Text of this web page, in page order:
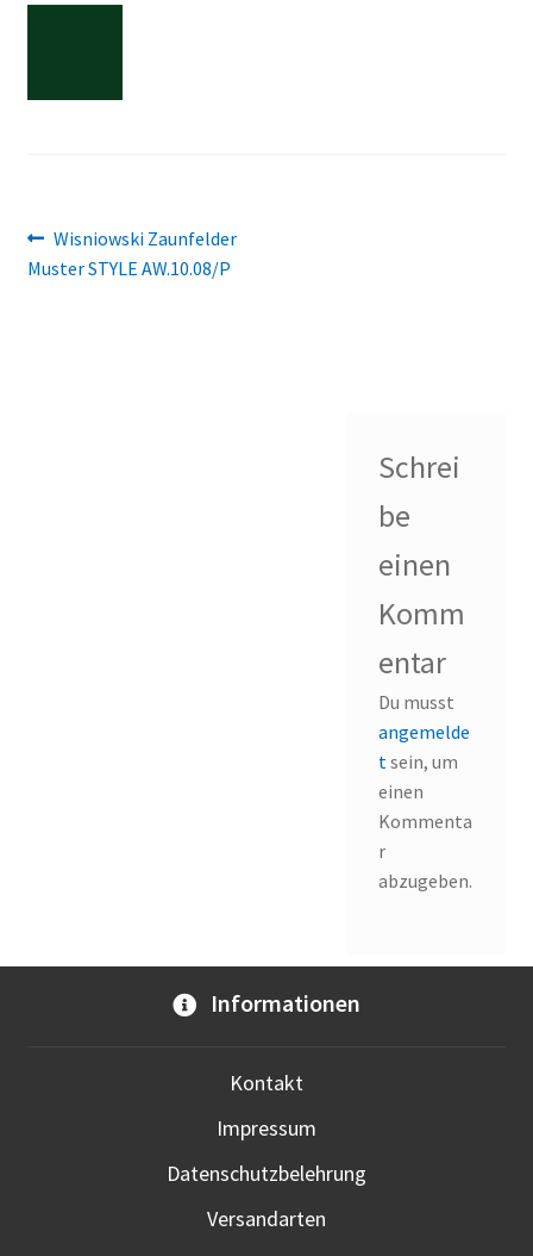
Beitragsnavigation
Vorheriger
Beitrag:
Wisniowski Zaunfelder
Muster STYLE AW.10.08/P
Schrei
be
einen
Komm
entar
Du musst
angemelde
tsein, um
einen
Kommenta
r
abzugeben.
Informationen
Kontakt
Impressum
Datenschutzbelehrung
Versandarten